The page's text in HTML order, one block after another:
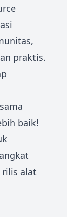
praktis.
baik!
rilis alat